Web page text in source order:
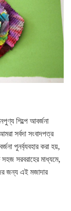
শিল্পে আবর্জনা
সর্বদা সংবাদপত্র
পুনর্ব্যবহার করা হয়,
সরবরাহের মাধ্যমে,
জন্য এই মজাদার